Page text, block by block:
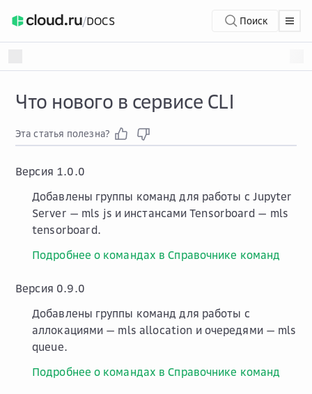
/DOCS Поиск
Что нового в сервисе CLI
Эта статья полезна?
Версия 1.0.0
Добавлены группы команд для работы с Jupyter
Server — mls js и инстансами Tensorboard — mls
tensorboard.
Подробнее о командах в Справочнике команд
Версия 0.9.0
Добавлены группы команд для работы с
аллокациями — mls allocation и очередями — mls
queue.
Подробнее о командах в Справочнике команд